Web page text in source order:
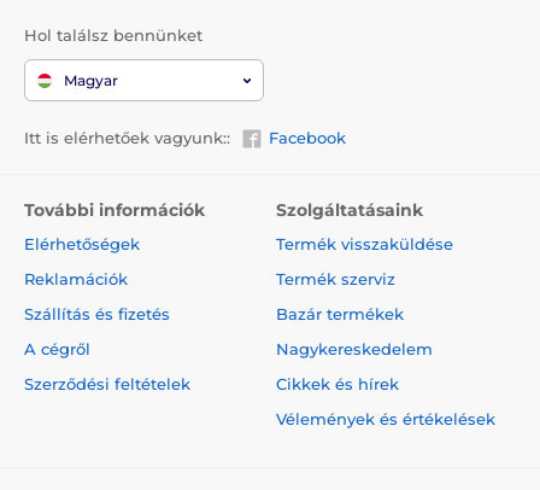
Hol találsz bennünket
Magyar
Itt is elérhetőek vagyunk:: Facebook
További információk
Elérhetőségek
Reklamációk
Szállítás és fizetés
A cégről
Szerződési feltételek
Szolgáltatásaink
Termék visszaküldése
Termék szerviz
Bazár termékek
Nagykereskedelem
Cikkek és hírek
Vélemények és értékelések